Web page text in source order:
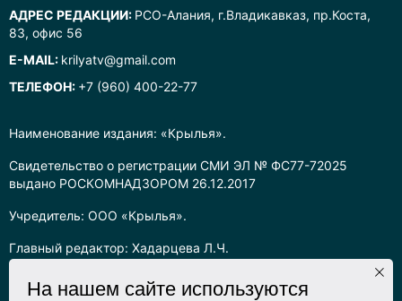
Наименование издания: «Крылья».
Свидетельство о регистрации СМИ ЭЛ № ФС77-72025
выдано РОСКОМНАДЗОРОМ 26.12.2017
Учредитель: ООО «Крылья».
Главный редактор: Хадарцева Л.Ч.
Информация на сайте предназначена для лиц старше 16 лет.
АДРЕС РЕДАКЦИИ: РСО-Алания, г.Владикавказ, пр.Коста,
83, офис 56
E-MAIL: krilyatv@gmail.com
ТЕЛЕФОН: +7 (960) 400-22-77
На нашем сайте используются